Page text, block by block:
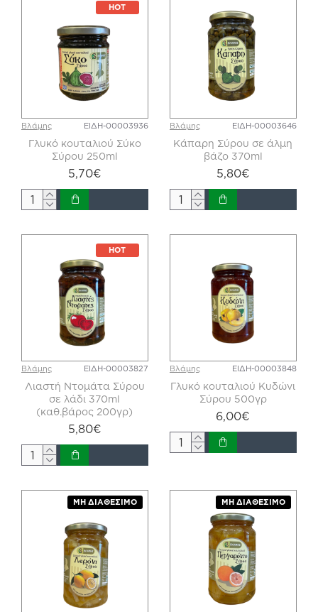
HOT
Βλάμης ΕΙΔΗ-00003936
Γλυκό κουταλιού Σύκο
Σύρου 250ml
5,70€
Βλάμης ΕΙΔΗ-00003646
Κάπαρη Σύρου σε άλμη
βάζο 370ml
5,80€
HOT
Βλάμης ΕΙΔΗ-00003827
Λιαστή Ντομάτα Σύρου
σε λάδι 370ml
(καθ.βάρος 200γρ)
5,80€
Βλάμης ΕΙΔΗ-00003848
Γλυκό κουταλιού Κυδώνι
Σύρου 500γρ
6,00€
ΜΗ ΔΙΑΘΈΣΙΜΟ ΜΗ ΔΙΑΘΈΣΙΜΟ